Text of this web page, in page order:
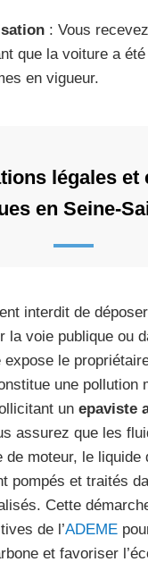
: Vous
que la voiture a
en vigueur.
légales et
en Seine-
interdit de
la voie publique ou
expose le
une pollution
un epaviste
assurez que les
de moteur, le liquide
pompés et traités
Cette
de l’ADEME
et favoriser